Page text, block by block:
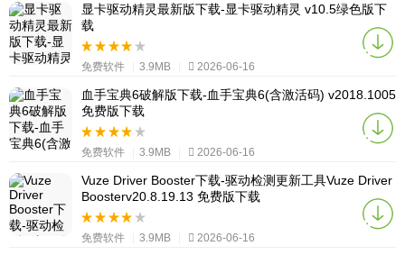
显卡驱动精灵最新版下载-显卡驱动精灵 v10.5绿色版下
载
免费软件 3.9MB 2026-06-16
血手宝典6破解版下载-血手宝典6(含激活码) v2018.1005
免费版下载
免费软件 3.9MB 2026-06-16
Vuze Driver Booster下载-驱动检测更新工具Vuze Driver
Boosterv20.8.19.13 免费版下载
免费软件 3.9MB 2026-06-16